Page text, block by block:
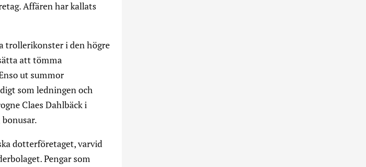
Affären har kallats
trollerikonster i den högre
att tömma
ut summor
som ledningen och
Claes Dahlbäck i
dotterföretaget, varvid
Pengar som